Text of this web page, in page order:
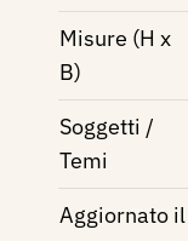
Misure (H x
B)
Soggetti /
Temi
Aggiornato il